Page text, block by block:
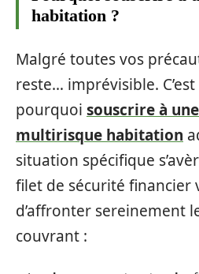
habitation ?
Malgré toutes vos
reste… imprévisible.
pourquoi souscrire à
multirisque habitation
situation spécifique
filet de sécurité financier
d’affronter sereinement
couvrant :